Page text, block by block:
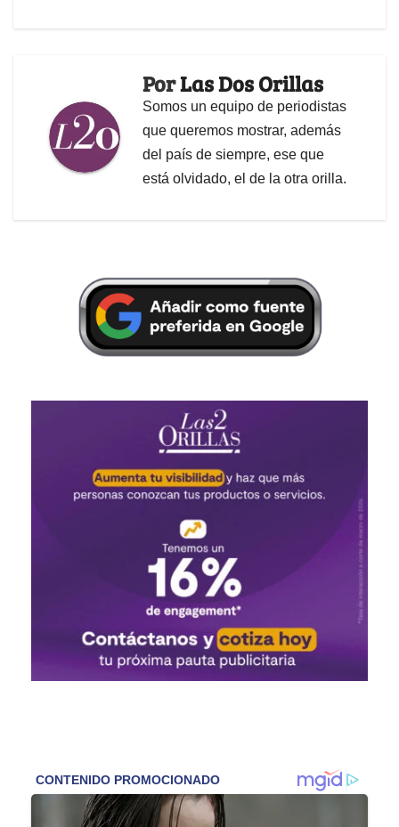
PorLas Dos Orillas
Somos un equipo de periodistas
que queremos mostrar, además
del país de siempre, ese que
está olvidado, el de la otra orilla.